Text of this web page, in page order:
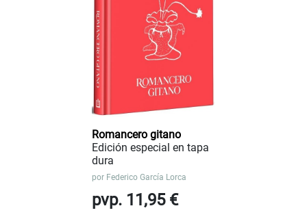
Romancero gitano
Edición especial en tapa
dura
por Federico García Lorca
pvp. 11,95 €